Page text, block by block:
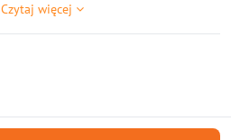
Czytaj więcej